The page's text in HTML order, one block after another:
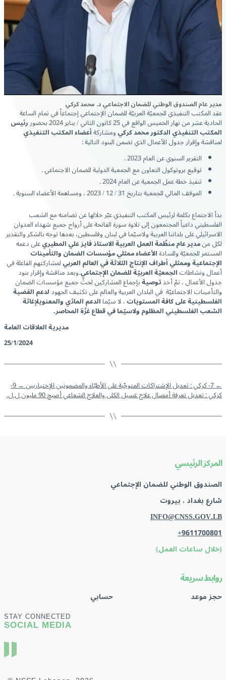
مدير عام الصندوق الوطني للضمان الاجتماعي د. محمد كركي
عقد المكتب التنفيذي للجمعيّة العربيّة للضمان الإجتماعي إجتماعاً في تمام الساعة
الحادية عشر من نهار الخميس الواقع في 25 كانون الثاني / يناير 2024 بحضور رئيس
المكتب التنفيذيالدكتور محمد كركيومشاركةأعضاء المكتب التنفيذي
لمناقشة وإقرار جدول الأعمال الذي تضمن البنود التالية :
التقرير السنوي عن العام 2023 .
توقيع بروتوكول التعاون مع الجمعية الدولية للضمان الاجتماعي .
تنفيذ خطة عمل الجمعية عن العام 2024 .
الموقف المالي للجمعية بتاريخ 31 / 12 / 2023 ، ومساهمة الأعضاء السنوية .
بدأ الاجتماع بكلمة لرئيس المكتب التنفيذي عبّر خلالها عن تضامنه مع الشعب
الفلسطيني داعياً المجتمعون إلى تلاوة سورة الفاتحة على أرواح جميع شهداء العدوان
الاسرائيلي على بلداننا العربية ولاسيّما في لبنان وفلسطين، بعدها توجه بالشكر والتقدير
لكل منمدير عام منظّمة العمل العربية الاستاذ فايز علي المطيريعلى دعمه
المستمر للجمعيّة وللسادةالأعضاء ممثلي مؤسسات الضمان والتأمينات
الإجتماعية وممثلي أطراف الإنتاج الثلاثة في العالم العربيلمشاركتهم الفاعلة في
أعمال ونشاطاتالجمعيّة العربيّة للضمان الإجتماعي.وبعد مناقشة وإقرار بنود
جدول الأعمال ، تمّ أخذتوصيةبإجماع المشاركين لحثّ جميع مؤسسات الضمان
والتأمينات الاجتماعيّة في البلدان العربية والعالم على تكثيف الجهودلدعم القضية
الفلسطينية على كافة المستويات، لا سيّماالدعم المادّي والمعنويلإغاثة
الشعب الفلسطيني المظلوم ولاسيّما في قطاع غزّة المحاصر.
مديرية العلاقات العامة
25/1/2024
←7- كركي : تعديل الإشتراكات المتوجّبة على الأطبّاء والمضمونين الإختياريين →
9-
كركي : تعديل تعرفة أمصال علاج غسيل الكلى والعلاج الشعاعي أصبح 90 مليون ل.ل.
المركز الرئيسي
الصندوق الوطني للضمان الإجتماعي
شارع بغداد ، بيروت
INFO@CNSS.GOV.LB
+9611700801
(خلال ساعات العمل)
روابط سريعة
حجز موعد حسابي
STAY CONNECTED
SOCIAL MEDIA